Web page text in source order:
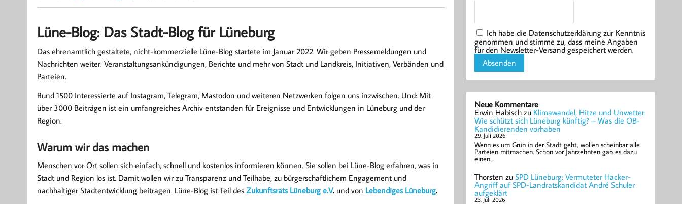
Lüne-Blog: Das Stadt-Blog für Lüneburg
Das ehrenamtlich gestaltete, nicht-kommerzielle Lüne-Blog startete im Januar 2022. Wir geben Pressemeldungen und
Nachrichten weiter: Veranstaltungsankündigungen, Berichte und mehr von Stadt und Landkreis, Initiativen, Verbänden und
Parteien.
Rund 1500 Interessierte auf Instagram, Telegram, Mastodon und weiteren Netzwerken folgen uns inzwischen. Und: Mit
über 3000 Beiträgen ist ein umfangreiches Archiv entstanden für Ereignisse und Entwicklungen in Lüneburg und der
Region.
Warum wir das machen
Menschen vor Ort sollen sich einfach, schnell und kostenlos informieren können. Sie sollen bei Lüne-Blog erfahren, was in
Stadt und Region los ist. Damit wollen wir zu Transparenz und Teilhabe, zu bürgerschaftlichem Engagement und
nachhaltiger Stadtentwicklung beitragen. Lüne-Blog ist Teil des Zukunftsrats Lüneburg e.V.und von Lebendiges Lüneburg.
Ich habe die Datenschutzerklärung zur Kenntnis
genommen und stimme zu, dass meine Angaben
für den Newsletter-Versand gespeichert werden.
Neue Kommentare
Erwin Habisch zu Klimawandel, Hitze und Unwetter:
Wie schützt sich Lüneburg künftig? – Was die OB-
Kandidierenden vorhaben
29. Juli 2026
Wenn es um Grün in der Stadt geht, wollen scheinbar alle
Parteien mitmachen. Schon vor Jahrzehnten gab es dazu
einen…
Thorsten zuSPD Lüneburg: Vermuteter Hacker-
Angriff auf SPD-Landratskandidat André Schuler
aufgeklärt
23. Juli 2026